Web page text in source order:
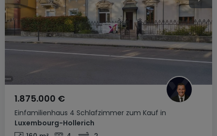
Einfamilienhaus 4 Schlafzimmer zum Kauf in
Luxembourg-Hollerich
1.875.000 €